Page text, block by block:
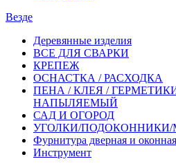
Везде
Деревянные изделия
ВСЕ ДЛЯ СВАРКИ
КРЕПЕЖ
ОСНАСТКА / РАСХОДКА
ПЕНА / КЛЕЯ /
НАПЫЛЯЕМЫЙ
САД И ОГОРОД
УГОЛКИ/
Фурнитура дверная и оконная
Инструмент